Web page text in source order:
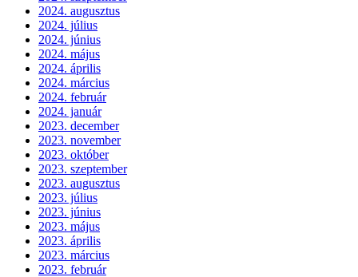
2024. augusztus
2024. július
2024. június
2024. május
2024. április
2024. március
2024. február
2024. január
2023. december
2023. november
2023. október
2023. szeptember
2023. augusztus
2023. július
2023. június
2023. május
2023. április
2023. március
2023. február